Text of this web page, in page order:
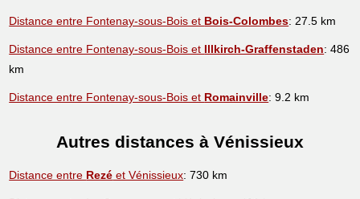
Distance entre Fontenay-sous-Bois et Bois-Colombes: 27.5 km
Distance entre Fontenay-sous-Bois et Illkirch-Graffenstaden: 486
km
Distance entre Fontenay-sous-Bois et Romainville: 9.2 km
Autres distances à Vénissieux
Distance entre Rezé et Vénissieux: 730 km